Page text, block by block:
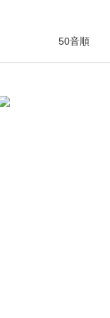
50音順